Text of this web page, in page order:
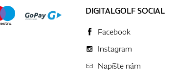
DIGITALGOLF SOCIAL
Facebook
Instagram
Napíšte nám